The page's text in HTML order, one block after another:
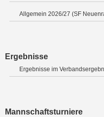
Allgemein 2026/27 (SF
Ergebnisse
Ergebnisse im
Mannschaftsturniere